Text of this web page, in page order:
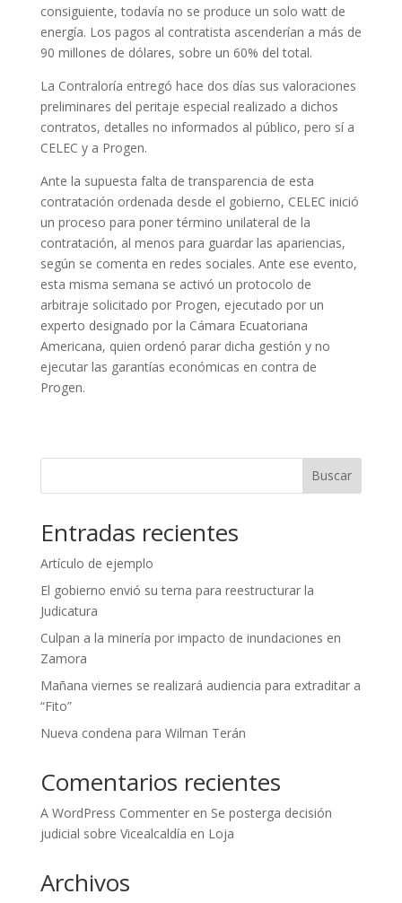
consiguiente, todavía no se produce un solo watt de
energía. Los pagos al contratista ascenderían a más de
90 millones de dólares, sobre un 60% del total.
La Contraloría entregó hace dos días sus valoraciones
preliminares del peritaje especial realizado a dichos
contratos, detalles no informados al público, pero sí a
CELEC y a Progen.
Ante la supuesta falta de transparencia de esta
contratación ordenada desde el gobierno, CELEC inició
un proceso para poner término unilateral de la
contratación, al menos para guardar las apariencias,
según se comenta en redes sociales. Ante ese evento,
esta misma semana se activó un protocolo de
arbitraje solicitado por Progen, ejecutado por un
experto designado por la Cámara Ecuatoriana
Americana, quien ordenó parar dicha gestión y no
ejecutar las garantías económicas en contra de
Progen.
Buscar
Entradas recientes
Artículo de ejemplo
El gobierno envió su terna para reestructurar la
Judicatura
Culpan a la minería por impacto de inundaciones en
Zamora
Mañana viernes se realizará audiencia para extraditar a
“Fito”
Nueva condena para Wilman Terán
Comentarios recientes
A WordPress Commenteren Se posterga decisión
judicial sobre Vicealcaldía en Loja
Archivos